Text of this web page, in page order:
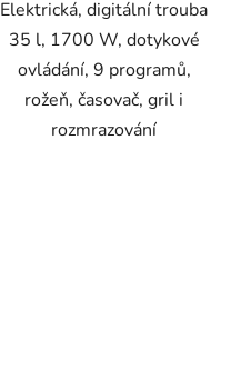
Elektrická, digitální trouba
35 l, 1700 W, dotykové
ovládání, 9 programů,
rožeň, časovač, gril i
rozmrazování